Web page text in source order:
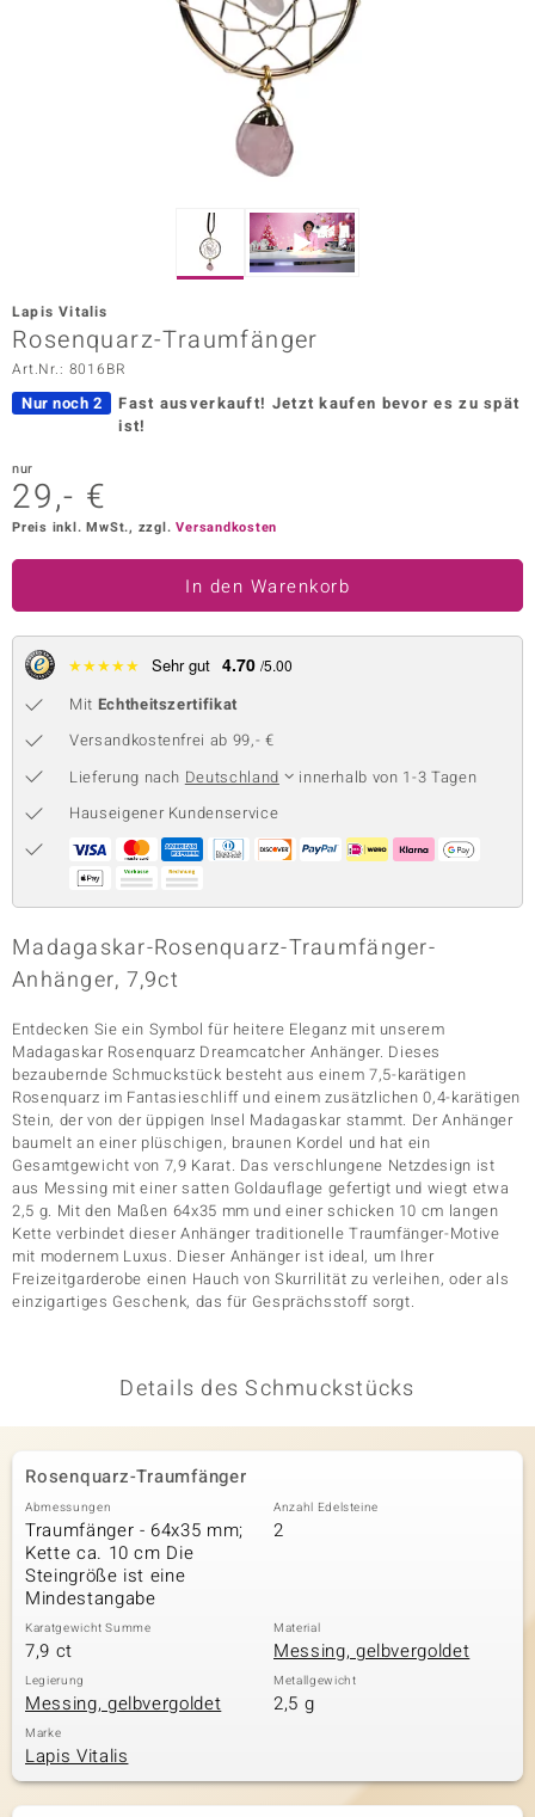
Vogue
Collection
Collection
Classics
Lapis Vitalis
Rosenquarz-Traumfänger
Art.Nr.: 8016BR
Nur noch 2 Fast ausverkauft! Jetzt kaufen bevor es zu spät
ist!
nur
29,- €
Preis inkl. MwSt., zzgl.Versandkosten
In den Warenkorb
★★★★★ Sehr gut 4.70 /5.00
Mit Echtheitszertifikat
Versandkostenfrei ab 99,- €
Lieferung nach Deutschland
innerhalb von 1-3 Tagen
Hauseigener Kundenservice
Madagaskar-Rosenquarz-Traumfänger-
Anhänger, 7,9ct
Entdecken Sie ein Symbol für heitere Eleganz mit unserem
Madagaskar Rosenquarz Dreamcatcher Anhänger. Dieses
bezaubernde Schmuckstück besteht aus einem 7,5-karätigen
Rosenquarz im Fantasieschliff und einem zusätzlichen 0,4-karätigen
Stein, der von der üppigen Insel Madagaskar stammt. Der Anhänger
baumelt an einer plüschigen, braunen Kordel und hat ein
Gesamtgewicht von 7,9 Karat. Das verschlungene Netzdesign ist
aus Messing mit einer satten Goldauflage gefertigt und wiegt etwa
2,5 g. Mit den Maßen 64x35 mm und einer schicken 10 cm langen
Kette verbindet dieser Anhänger traditionelle Traumfänger-Motive
mit modernem Luxus. Dieser Anhänger ist ideal, um Ihrer
Freizeitgarderobe einen Hauch von Skurrilität zu verleihen, oder als
einzigartiges Geschenk, das für Gesprächsstoff sorgt.
Details des Schmuckstücks
Rosenquarz-Traumfänger
Abmessungen
Traumfänger - 64x35 mm;
Kette ca. 10 cm Die
Steingröße ist eine
Mindestangabe
Anzahl Edelsteine
2
Karatgewicht Summe
7,9 ct
Material
Messing, gelbvergoldet
Legierung
Messing, gelbvergoldet
Metallgewicht
2,5 g
Marke
Lapis Vitalis